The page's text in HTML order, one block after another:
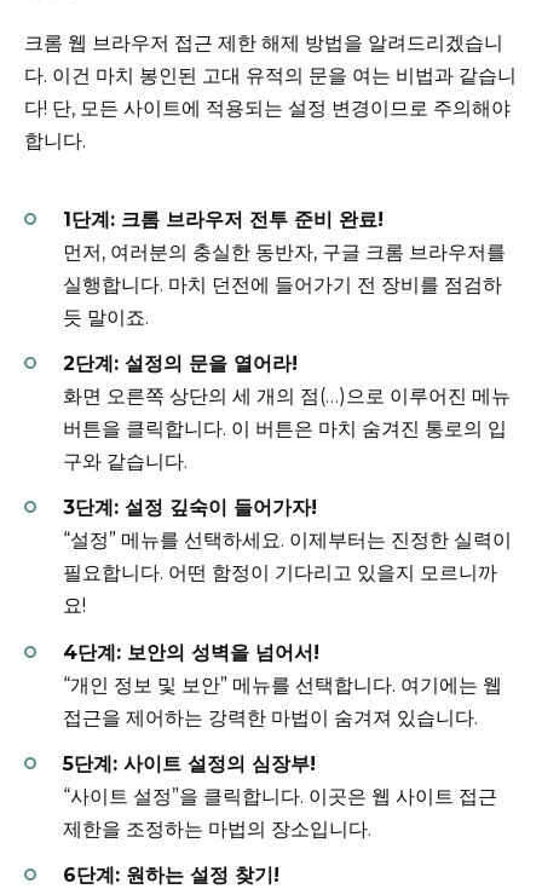
크롬 웹 브라우저 접근 제한 해제 방법을 알려드리겠습니
다. 이건 마치 봉인된 고대 유적의 문을 여는 비법과 같습니
다! 단, 모든 사이트에 적용되는 설정 변경이므로 주의해야
합니다.
1단계: 크롬 브라우저 전투 준비 완료!
먼저, 여러분의 충실한 동반자, 구글 크롬 브라우저를
실행합니다. 마치 던전에 들어가기 전 장비를 점검하
듯 말이죠.
2단계: 설정의 문을 열어라!
화면 오른쪽 상단의 세 개의 점(…)으로 이루어진 메뉴
버튼을 클릭합니다. 이 버튼은 마치 숨겨진 통로의 입
구와 같습니다.
3단계: 설정 깊숙이 들어가자!
“설정” 메뉴를 선택하세요. 이제부터는 진정한 실력이
필요합니다. 어떤 함정이 기다리고 있을지 모르니까
요!
4단계: 보안의 성벽을 넘어서!
“개인 정보 및 보안” 메뉴를 선택합니다. 여기에는 웹
접근을 제어하는 강력한 마법이 숨겨져 있습니다.
5단계: 사이트 설정의 심장부!
“사이트 설정”을 클릭합니다. 이곳은 웹 사이트 접근
제한을 조정하는 마법의 장소입니다.
6단계: 원하는 설정 찾기!